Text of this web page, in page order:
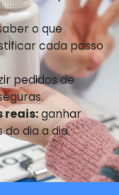
o que
cada passo
pedidos de
reais:ganhar
dia a dia.